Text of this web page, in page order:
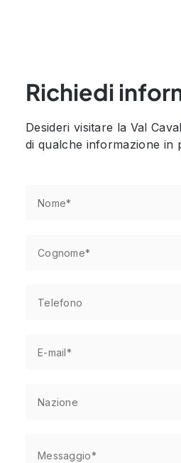
Richiedi
Desideri visitare la Val
di qualche informazione in